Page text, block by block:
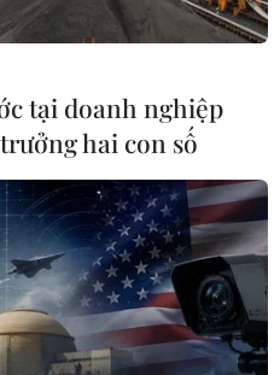
THỊ TÁM, KHÚC THANH
Quy định sử dụng
TTXVN
Quảng cáo
tại doanh nghiệp
hai con số